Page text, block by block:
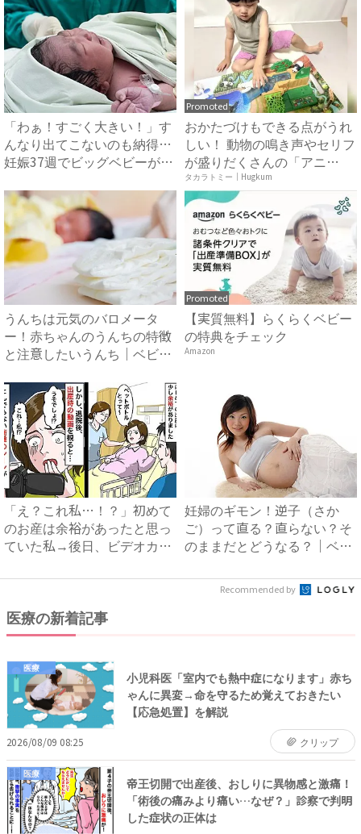
「わぁ！すごく大きい！」す
んなり出てこないのも納得…
妊娠37週でビッグベビーが
Promoted
おかたづけもできる点がうれ
しい！ 動物の鳴き声やセリフ
が盛りだくさんの「アニ
ア ...
タカラトミー｜Hugkum
うんちは元気のバロメータ
ー！赤ちゃんのうんちの特徴
と注意したいうんち｜ベビー
Promoted
【実質無料】らくらくベビー
の特典をチェック
Amazon
「え？これ私…！？」初めて
のお産は余裕があったと思っ
ていた私→後日、ビデオカメ
妊婦のギモン！逆子（さか
ご）って直る？直らない？そ
のままだとどうなる？｜ベビ
Recommended by
医療の新着記事
医療
小児科医「室内でも熱中症になります」赤ち
ゃんに異変→命を守るため覚えておきたい
【応急処置】を解説
2026/08/09 08:25 クリップ
医療
帝王切開で出産後、おしりに異物感と激痛！
「術後の痛みより痛い…なぜ？」診察で判明
した症状の正体は